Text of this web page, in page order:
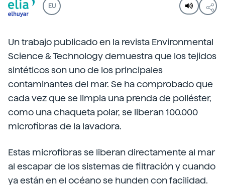
EU
Un trabajo publicado en la revista Environmental
Science & Technology demuestra que los tejidos
sintéticos son uno de los principales
contaminantes del mar. Se ha comprobado que
cada vez que se limpia una prenda de poliéster,
como una chaqueta polar, se liberan 100.000
microfibras de la lavadora.
Estas microfibras se liberan directamente al mar
al escapar de los sistemas de filtración y cuando
ya están en el océano se hunden con facilidad.